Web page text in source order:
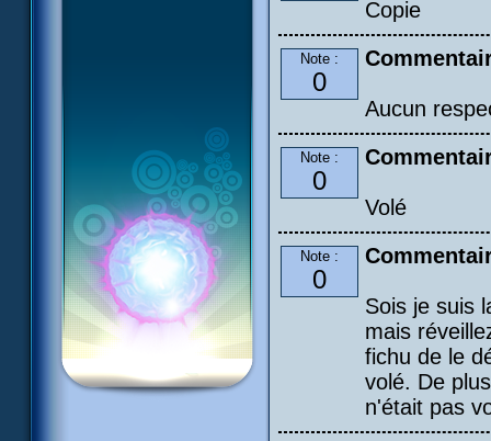
Copie
Note :
0
Aucun
Note :
0
Volé
Note :
0
Sois je suis
mais
fichu de le
volé. De
n'était pas